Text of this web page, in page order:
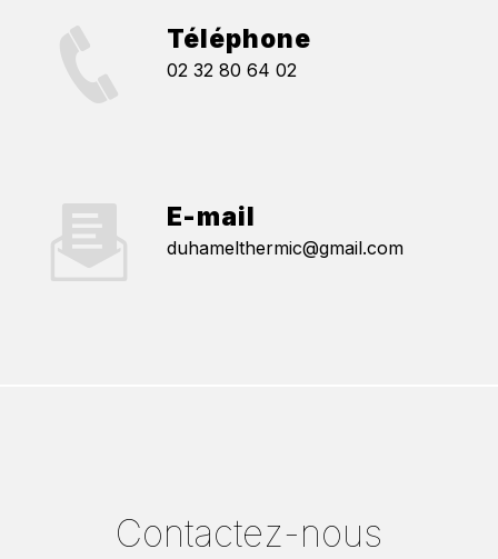
Téléphone
02 32 80 64 02
E-mail
duhamelthermic@gmail.com
Contactez-nous